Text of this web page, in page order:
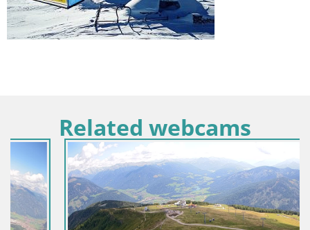
Related webcams